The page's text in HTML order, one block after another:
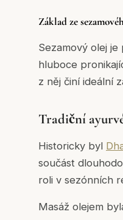
Základ ze
Sezamový olej
hluboce
z něj činí ideální
Tradiční
Historicky byl
součást
roli v sezónních
Masáž olejem